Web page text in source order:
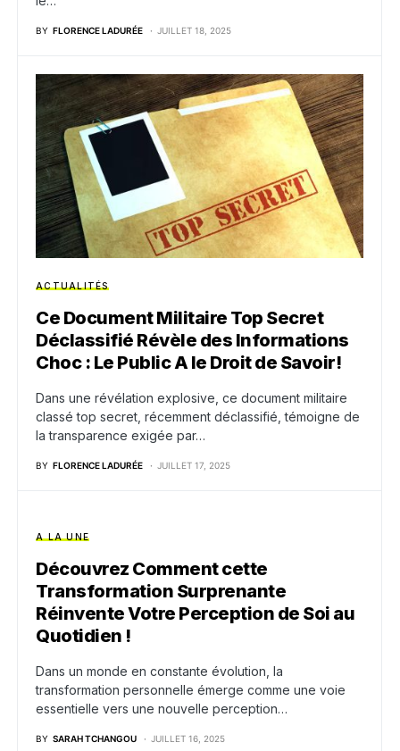
BY FLORENCE LADURÉE JUILLET 18, 2025
ACTUALITÉS
Ce Document Militaire Top Secret
Déclassifié Révèle des Informations
Choc : Le Public A le Droit de Savoir!
Dans une révélation explosive, ce document militaire
classé top secret, récemment déclassifié, témoigne de
la transparence exigée par…
BY FLORENCE LADURÉE JUILLET 17, 2025
A LA UNE
Découvrez Comment cette
Transformation Surprenante
Réinvente Votre Perception de Soi au
Quotidien !
Dans un monde en constante évolution, la
transformation personnelle émerge comme une voie
essentielle vers une nouvelle perception…
BY SARAH TCHANGOU JUILLET 16, 2025